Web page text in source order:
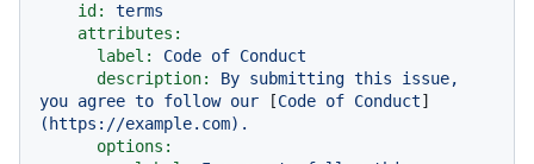
id:
terms
attributes:
label:
Code of Conduct
description:
By submitting this
issue,
you agree to follow our [Code of Conduct]
(https://example.com).
options: